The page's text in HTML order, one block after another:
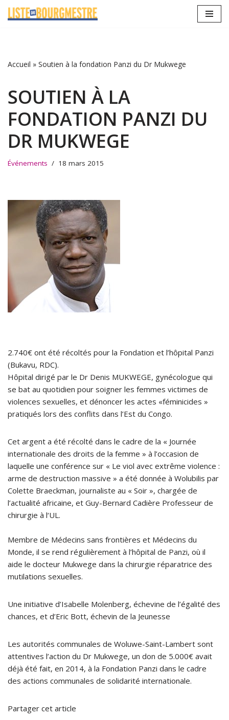
Accueil » Soutien à la fondation Panzi du Dr Mukwege
SOUTIEN À LA
FONDATION PANZI DU
DR MUKWEGE
Événements 18 mars 2015
2.740€ ont été récoltés pour la Fondation et l’hôpital Panzi
(Bukavu, RDC).
Hôpital dirigé par le Dr Denis MUKWEGE, gynécologue qui
se bat au quotidien pour soigner les femmes victimes de
violences sexuelles, et dénoncer les actes «féminicides »
pratiqués lors des conflits dans l’Est du Congo.
Cet argent a été récolté dans le cadre de la « Journée
internationale des droits de la femme » à l’occasion de
laquelle une conférence sur « Le viol avec extrême violence :
arme de destruction massive » a été donnée à Wolubilis par
Colette Braeckman, journaliste au « Soir », chargée de
l’actualité africaine, et Guy-Bernard Cadière Professeur de
chirurgie à l‘UL.
Membre de Médecins sans frontières et Médecins du
Monde, il se rend régulièrement à l’hôpital de Panzi, où il
aide le docteur Mukwege dans la chirurgie réparatrice des
mutilations sexuelles.
Une initiative d’Isabelle Molenberg, échevine de l’égalité des
chances, et d’Eric Bott, échevin de la Jeunesse
Les autorités communales de Woluwe-Saint-Lambert sont
attentives l’action du Dr Mukwege, un don de 5.000€ avait
déjà été fait, en 2014, à la Fondation Panzi dans le cadre
des actions communales de solidarité internationale.
Partager cet article